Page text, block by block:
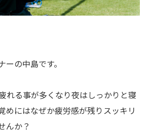
ーの中島です。
れる事が多くなり夜はしっかりと寝
めにはなぜか疲労感が残りスッキリ
んか？